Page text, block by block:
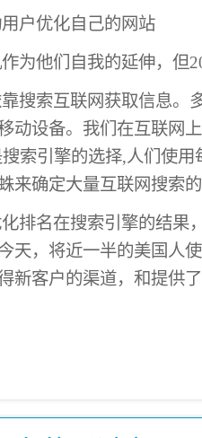
户优化自己的网站
为他们自我的延伸，但
搜索互联网获取信息。
动设备。我们在互联网
索引擎的选择,人们使
来确定大量互联网搜索
排名在搜索引擎的结果
天，将近一半的美国人
新客户的渠道，和提供